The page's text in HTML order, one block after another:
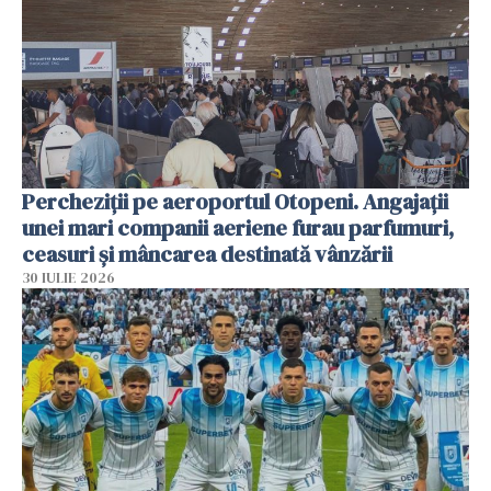
Percheziții pe aeroportul Otopeni. Angajații
unei mari companii aeriene furau parfumuri,
ceasuri și mâncarea destinată vânzării
30 IULIE 2026